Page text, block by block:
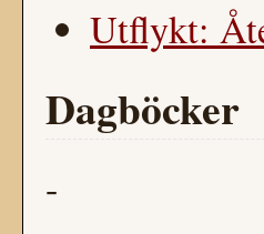
Utflykt:
Dagböcker
-